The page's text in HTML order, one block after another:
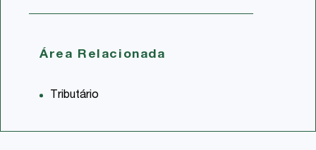
Área Relacionada
Tributário